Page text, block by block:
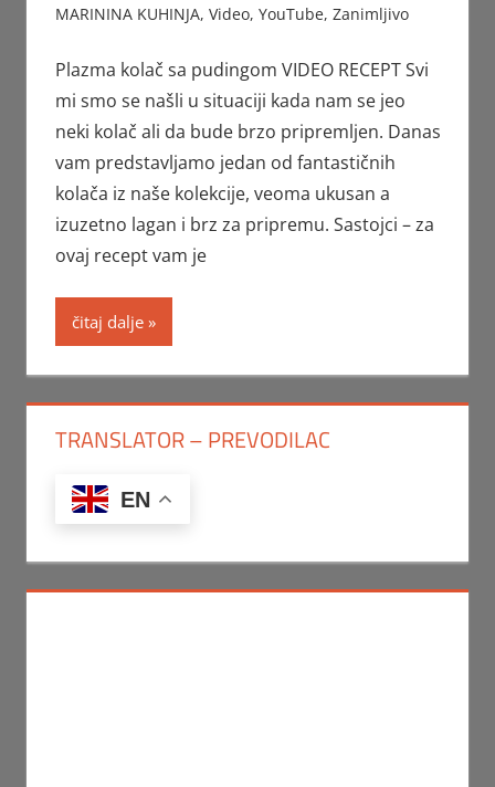
MARININA KUHINJA, Video, YouTube, Zanimljivo
Plazma kolač sa pudingom VIDEO RECEPT Svi
mi smo se našli u situaciji kada nam se jeo
neki kolač ali da bude brzo pripremljen. Danas
vam predstavljamo jedan od fantastičnih
kolača iz naše kolekcije, veoma ukusan a
izuzetno lagan i brz za pripremu. Sastojci – za
ovaj recept vam je
čitaj dalje
TRANSLATOR – PREVODILAC
EN